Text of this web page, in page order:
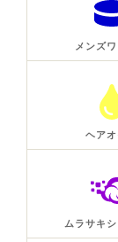
メンズ
ヘア
ムラサキ